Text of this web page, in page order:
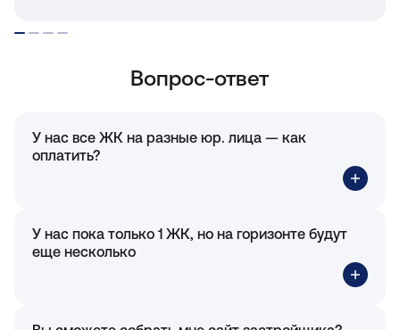
Вопрос-ответ
У нас все ЖК на разные юр. лица — как
оплатить?
У нас пока только 1 ЖК, но на горизонте будут
еще несколько